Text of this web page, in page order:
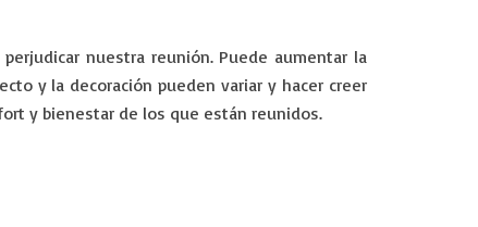
nuestra reunión. Puede aumentar la
y la decoración pueden variar y hacer creer
y bienestar de los que están reunidos.